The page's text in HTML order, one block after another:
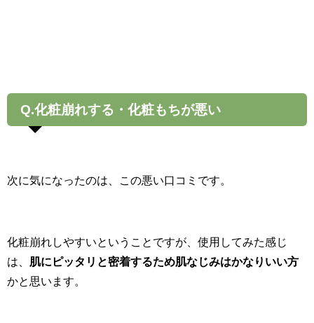
Q.化粧崩れする・化粧もちが悪い
次に気になったのは、この悪い口コミです。
化粧崩れしやすいということですが、使用してみた感じ
は、 肌にピッタリと密着するため肌なじみはかなりいい方
かと思います。